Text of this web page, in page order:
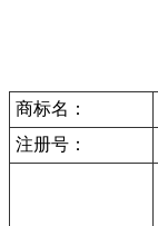
商标名：
注册号：